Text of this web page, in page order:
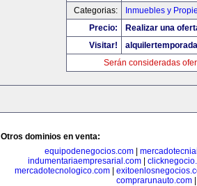
Categorias:
Inmuebles y
Precio:
Realizar una
Visitar!
Serán consideradas
Otros dominios en venta:
equipodenegocios.com|
indumentariaempresarial.com
mercadotecnologico.com
comprarunauto.com|